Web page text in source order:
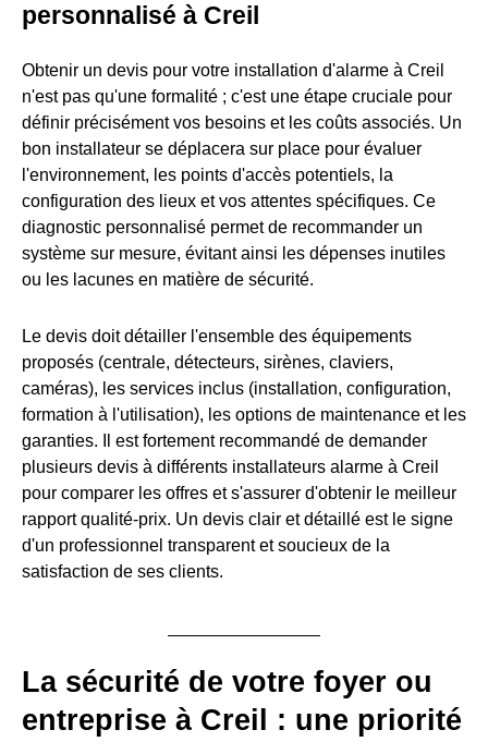
personnalisé à Creil
Obtenir un devis pour votre installation d'alarme à Creil
n'est pas qu'une formalité ; c'est une étape cruciale pour
définir précisément vos besoins et les coûts associés. Un
bon installateur se déplacera sur place pour évaluer
l'environnement, les points d'accès potentiels, la
configuration des lieux et vos attentes spécifiques. Ce
diagnostic personnalisé permet de recommander un
système sur mesure, évitant ainsi les dépenses inutiles
ou les lacunes en matière de sécurité.
Le devis doit détailler l'ensemble des équipements
proposés (centrale, détecteurs, sirènes, claviers,
caméras), les services inclus (installation, configuration,
formation à l'utilisation), les options de maintenance et les
garanties. Il est fortement recommandé de demander
plusieurs devis à différents installateurs alarme à Creil
pour comparer les offres et s'assurer d'obtenir le meilleur
rapport qualité-prix. Un devis clair et détaillé est le signe
d'un professionnel transparent et soucieux de la
satisfaction de ses clients.
La sécurité de votre foyer ou
entreprise à Creil : une priorité